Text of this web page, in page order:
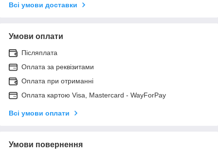
Всі умови доставки
Умови оплати
Післяплата
Оплата за реквізитами
Оплата при отриманні
Оплата картою Visa, Mastercard - WayForPay
Всі умови оплати
Умови повернення